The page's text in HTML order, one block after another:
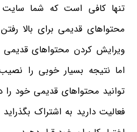
تنها کافی است که شما
محتواهای قدیمی برای بالا
ویرایش کردن محتواهای قدیمی
اما نتیجه بسیار خوبی را
توانید محتواهای قدیمی خود
فعالیت دارید به اشتراک